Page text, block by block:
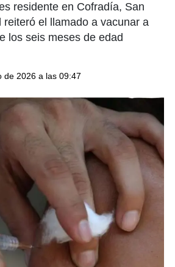
residente en Cofradía, San
reiteró el llamado a vacunar a
los seis meses de edad
de 2026 a las 09:47